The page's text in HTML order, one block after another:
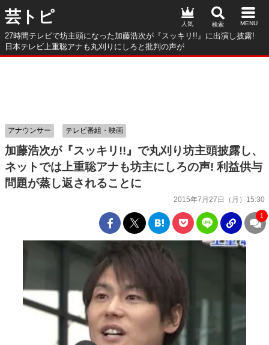
芸トピ
27時間テレビで坊主頭になった加藤浩次が『スッキリ!!』に出演し披露!
日本テレビ上重聡アナも丸刈りにしろと批判の声が
人気
加藤浩次が『スッキリ!!』で丸刈り坊主頭披露し、
ネットでは上重聡アナも坊主にしろの声! 利益供与
問題が蒸し返されることに
2015年7月27日（月）15:30
アナウンサー テレビ番組・映画
1